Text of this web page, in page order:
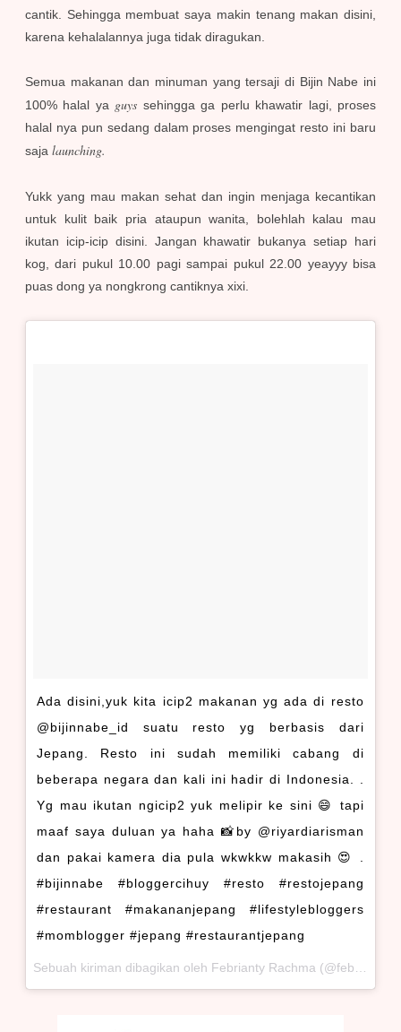
cantik. Sehingga membuat saya makin tenang makan disini,
karena kehalalannya juga tidak diragukan.
Semua makanan dan minuman yang tersaji di Bijin Nabe ini
100% halal ya guys sehingga ga perlu khawatir lagi, proses
halal nya pun sedang dalam proses mengingat resto ini baru
saja launching.
Yukk yang mau makan sehat dan ingin menjaga kecantikan
untuk kulit baik pria ataupun wanita, bolehlah kalau mau
ikutan icip-icip disini. Jangan khawatir bukanya setiap hari
kog, dari pukul 10.00 pagi sampai pukul 22.00 yeayyy bisa
puas dong ya nongkrong cantiknya xixi.
Ada disini,yuk kita icip2 makanan yg ada di resto
@bijinnabe_id suatu resto yg berbasis dari
Jepang. Resto ini sudah memiliki cabang di
beberapa negara dan kali ini hadir di Indonesia. .
Yg mau ikutan ngicip2 yuk melipir ke sini 😄 tapi
maaf saya duluan ya haha 📸by @riyardiarisman
dan pakai kamera dia pula wkwkkw makasih 😍 .
#bijinnabe #bloggercihuy #resto #restojepang
#restaurant #makananjepang #lifestylebloggers
#momblogger #jepang #restaurantjepang